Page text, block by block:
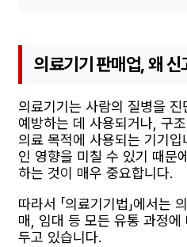
의료기기 판매업, 왜
의료기기는 사람의 질병을
예방하는 데 사용되거나, 구
의료 목적에 사용되는 기기
인 영향을 미칠 수 있기 때문
하는 것이 매우 중요합니다.
따라서 「의료기기법」에서는
매, 임대 등 모든 유통 과정
두고 있습니다.